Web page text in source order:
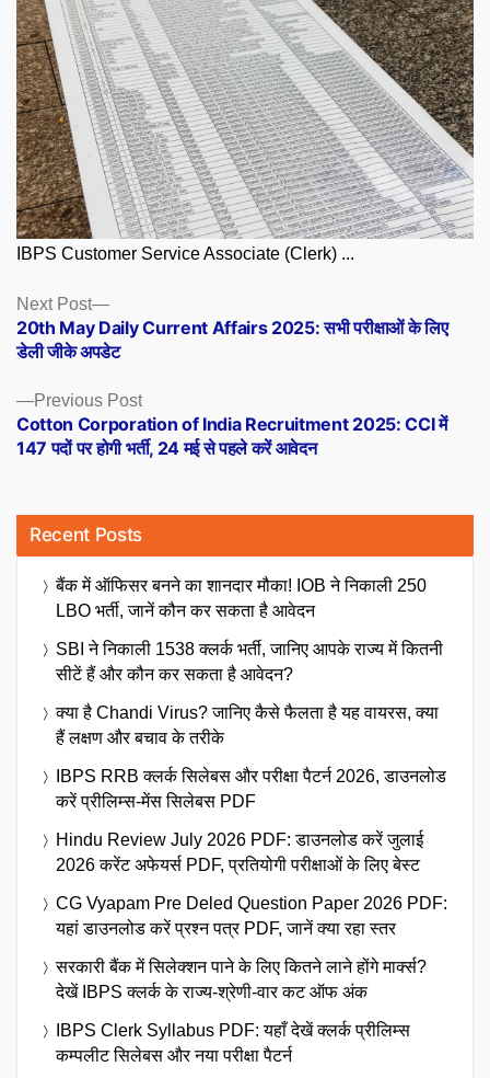
IBPS Customer Service Associate (Clerk) ...
Posts
navigation
Previous PostPrevious
post:
Cotton Corporation of India Recruitment 2025: CCI में
147 पदों पर होगी भर्ती, 24 मई से पहले करें आवेदन
Next Post
Next
post:
20th May Daily Current Affairs 2025: सभी परीक्षाओं के लिए
डेली जीके अपडेट
Recent Posts
बैंक में ऑफिसर बनने का शानदार मौका! IOB ने निकाली 250
LBO भर्ती, जानें कौन कर सकता है आवेदन
SBI ने निकाली 1538 क्लर्क भर्ती, जानिए आपके राज्य में कितनी
सीटें हैं और कौन कर सकता है आवेदन?
क्या है Chandi Virus? जानिए कैसे फैलता है यह वायरस, क्या
हैं लक्षण और बचाव के तरीके
IBPS RRB क्लर्क सिलेबस और परीक्षा पैटर्न 2026, डाउनलोड
करें प्रीलिम्स-मेंस सिलेबस PDF
Hindu Review July 2026 PDF: डाउनलोड करें जुलाई
2026 करेंट अफेयर्स PDF, प्रतियोगी परीक्षाओं के लिए बेस्ट
CG Vyapam Pre Deled Question Paper 2026 PDF:
यहां डाउनलोड करें प्रश्न पत्र PDF, जानें क्या रहा स्तर
सरकारी बैंक में सिलेक्शन पाने के लिए कितने लाने होंगे मार्क्स?
देखें IBPS क्लर्क के राज्य-श्रेणी-वार कट ऑफ अंक
IBPS Clerk Syllabus PDF: यहाँ देखें क्लर्क प्रीलिम्स
कम्पलीट सिलेबस और नया परीक्षा पैटर्न